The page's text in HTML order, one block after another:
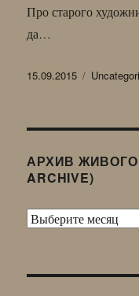
Про старого
да…
Опубликовано
15.09.2015 Рубрики
АРХИВ
ARCHIVE)
Архив